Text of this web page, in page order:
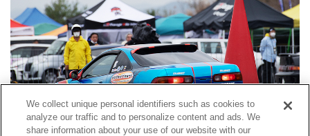
We collect unique personal identifiers such as cookies to
analyze our traffic and to personalize content and ads. We
share information about your use of our website with our